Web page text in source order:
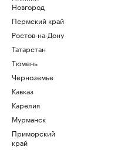
Новгород
Пермский край
Ростов-на-Дону
Татарстан
Тюмень
Черноземье
Кавказ
Карелия
Мурманск
Приморский
край